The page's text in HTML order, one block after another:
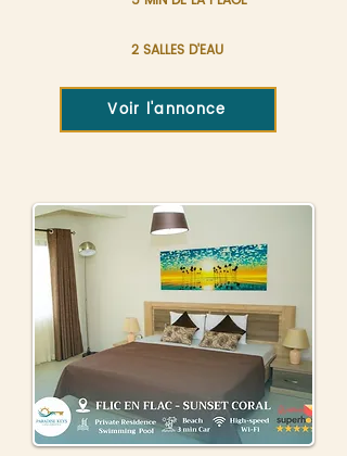
2 SALLES D'EAU
Voir l'annonce